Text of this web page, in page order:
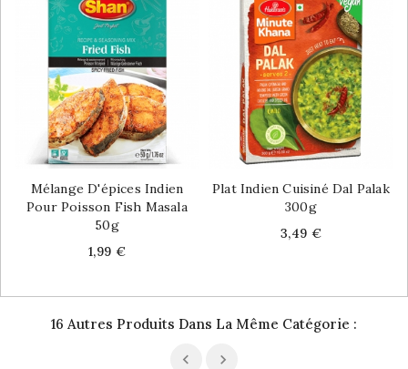
Mélange D'épices Indien
Pour Poisson Fish Masala
50g
Price
1,99 €
Plat Indien Cuisiné Dal Palak
300g
Price
3,49 €
16 Autres Produits Dans La Même Catégorie :